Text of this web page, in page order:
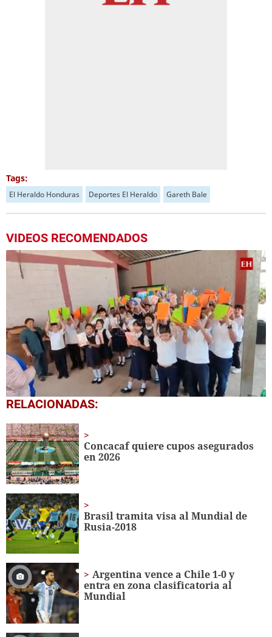
Tags:
El Heraldo Honduras Deportes El Heraldo Gareth Bale
VIDEOS RECOMENDADOS
0
seconds
1
minute,
56
seconds
RELACIONADAS:
Concacaf quiere cupos asegurados
en 2026
Brasil tramita visa al Mundial de
Rusia-2018
Argentina vence a Chile 1-0 y
entra en zona clasificatoria al
Mundial